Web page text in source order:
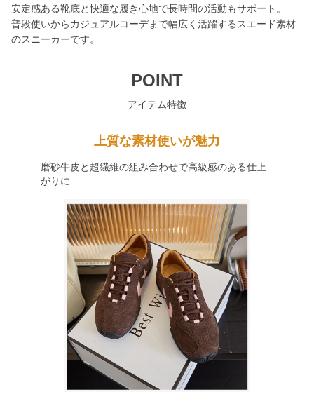
安定感ある靴底と快適な履き心地で長時間の活動もサポート。
普段使いからカジュアルコーデまで幅広く活躍するスエード素材
のスニーカーです。
POINT
アイテム特徴
上質な素材使いが魅力
磨砂牛皮と超繊維の組み合わせで高級感のある仕上
がりに